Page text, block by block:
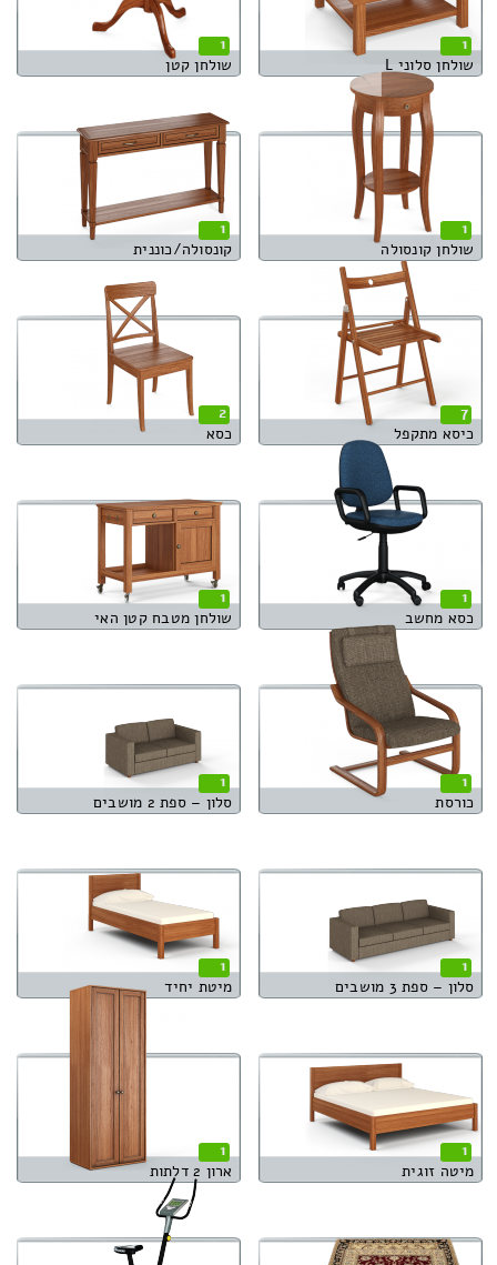
1
שולחן סלוני L
1
שולחן קטן
1
שולחן קונסולה
1
קונסולה/כוננית
7
כיסא מתקפל
2
כסא
1
כסא מחשב
1
שולחן מטבח קטן האי
1
כורסת
1
סלון – ספת 2 מושבים
1
סלון – ספת 3 מושבים
1
מיטת יחיד
1
מיטה זוגית
1
ארון 2 דלתות